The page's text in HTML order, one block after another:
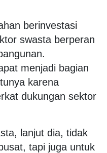
berinvestasi
swasta berperan
menjadi bagian
karena
dukungan sektor
lanjut dia, tidak
tapi juga untuk